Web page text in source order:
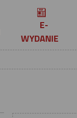
E-
WYDANIE